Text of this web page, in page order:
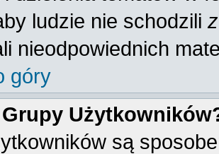
ludzie nie schodzili
nieodpowiednich
góry
są